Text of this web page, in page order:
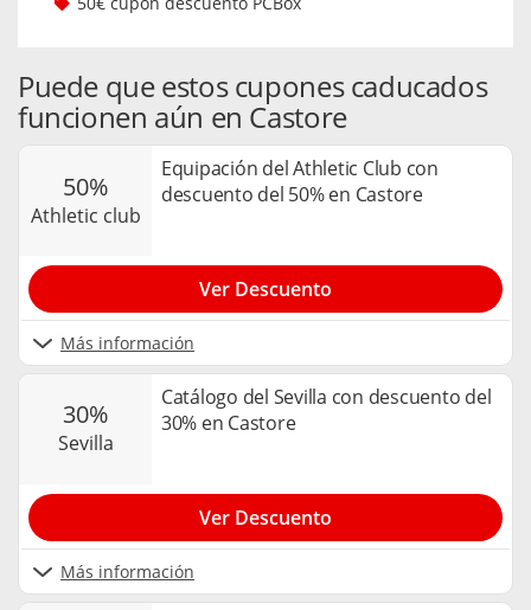
Puede que estos cupones caducados
funcionen aún en Castore
50%
athletic club
Equipación del Athletic Club con
descuento del 50% en Castore
Más información
Ver Descuento
30%
sevilla
Catálogo del Sevilla con descuento del
30% en Castore
Más información
Ver Descuento